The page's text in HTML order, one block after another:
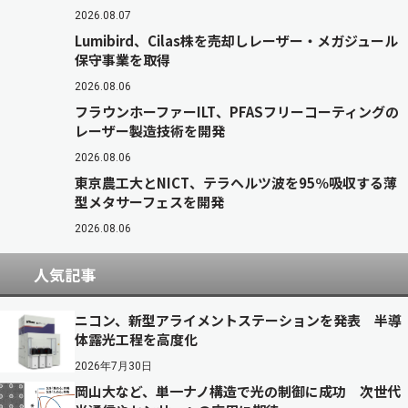
2026.08.07
Lumibird、Cilas株を売却しレーザー・メガジュール
保守事業を取得
2026.08.06
フラウンホーファーILT、PFASフリーコーティングの
レーザー製造技術を開発
2026.08.06
東京農工大とNICT、テラヘルツ波を95％吸収する薄
型メタサーフェスを開発
2026.08.06
人気記事
ニコン、新型アライメントステーションを発表 半導
体露光工程を高度化
2026年7月30日
岡山大など、単一ナノ構造で光の制御に成功 次世代